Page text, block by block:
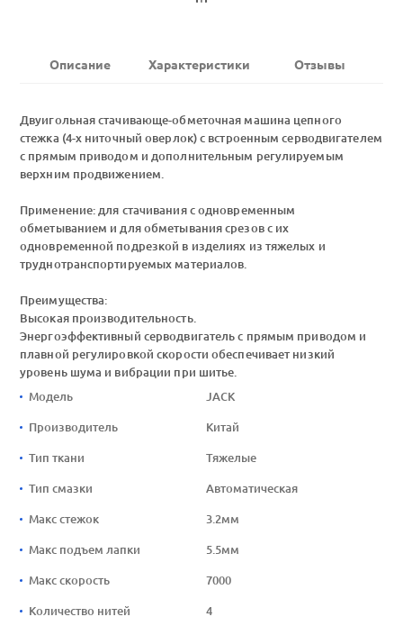
Описание Характеристики Отзывы
Двуигольная стачивающе-обметочная машина цепного
стежка (4-х ниточный оверлок) с встроенным серводвигателем
с прямым приводом и дополнительным регулируемым
верхним продвижением.
Применение: для стачивания с одновременным
обметыванием и для обметывания срезов с их
одновременной подрезкой в изделиях из тяжелых и
труднотранспортируемых материалов.
Преимущества:
Высокая производительность.
Энергоэффективный серводвигатель с прямым приводом и
плавной регулировкой скорости обеспечивает низкий
уровень шума и вибрации при шитье.
Модель
JACK
Производитель Китай
Тип ткани Тяжелые
Тип смазки Автоматическая
Макс стежок 3.2мм
Макс подъем лапки 5.5мм
Макс скорость 7000
Количество нитей 4